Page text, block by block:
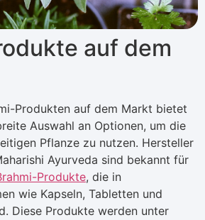
auf dem
Produkten auf dem Markt bietet
Auswahl an Optionen, um die
Pflanze zu nutzen. Hersteller
Ayurveda sind bekannt für
Produkte, die in
wie Kapseln, Tabletten und
Diese Produkte werden unter